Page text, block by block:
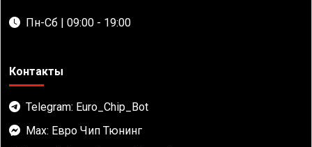
Пн-Сб | 09:00 - 19:00
Контакты
Telegram: Euro_Chip_Bot
Max: Евро Чип Тюнинг